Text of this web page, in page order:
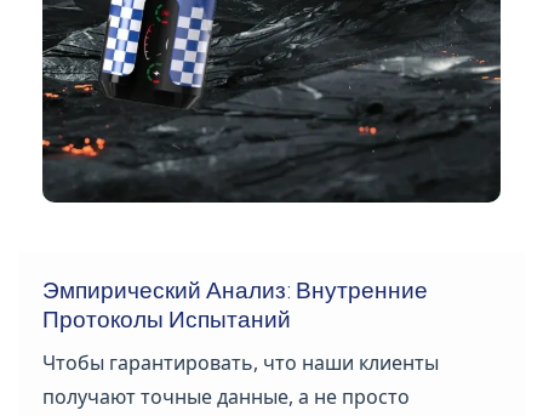
Эмпирический Анализ: Внутренние
Протоколы Испытаний
Чтобы гарантировать, что наши клиенты
получают точные данные, а не просто